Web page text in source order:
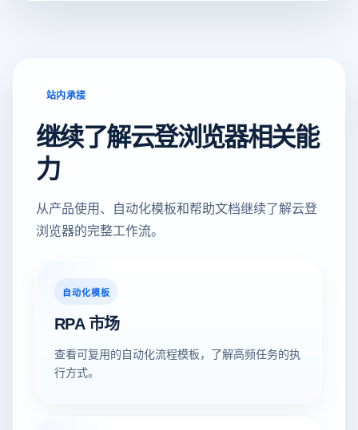
站内承接
继续了解云登浏览器相关能
力
从产品使用、自动化模板和帮助文档继续了解云登
浏览器的完整工作流。
自动化模板
RPA 市场
查看可复用的自动化流程模板，了解高频任务的执
行方式。